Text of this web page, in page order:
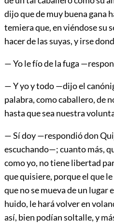
dijo que de muy buena gana
temiera que, en viéndose su
hacer de las suyas, y irse
— Yo le fío de la fuga
— Y yo y todo —dijo el
palabra, como caballero, de
hasta que sea nuestra
— Sí doy —respondió don
escuchando—; cuanto más,
como yo, no tiene libertad
que quisiere, porque el que
que no se mueva de un lugar
huido, le hará volver en
así, bien podían soltalle, y